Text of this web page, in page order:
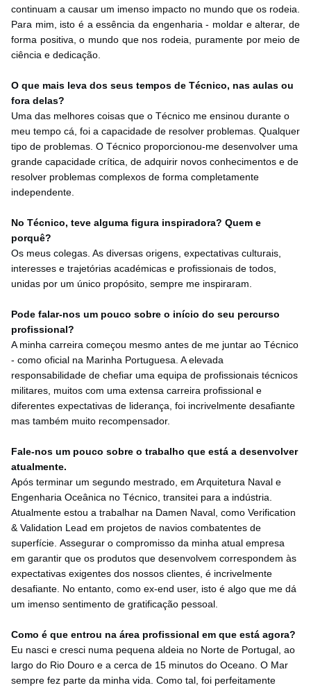
continuam a causar um imenso impacto no mundo que os rodeia.
Para mim, isto é a essência da engenharia - moldar e alterar, de
forma positiva, o mundo que nos rodeia, puramente por meio de
ciência e dedicação.
O que mais leva dos seus tempos de Técnico, nas aulas ou
fora delas?
Uma das melhores coisas que o Técnico me ensinou durante o
meu tempo cá, foi a capacidade de resolver problemas. Qualquer
tipo de problemas. O Técnico proporcionou-me desenvolver uma
grande capacidade crítica, de adquirir novos conhecimentos e de
resolver problemas complexos de forma completamente
independente.
No Técnico, teve alguma figura inspiradora? Quem e
porquê?
Os meus colegas. As diversas origens, expectativas culturais,
interesses e trajetórias académicas e profissionais de todos,
unidas por um único propósito, sempre me inspiraram.
Pode falar-nos um pouco sobre o início do seu percurso
profissional?
A minha carreira começou mesmo antes de me juntar ao Técnico
- como oficial na Marinha Portuguesa. A elevada
responsabilidade de chefiar uma equipa de profissionais técnicos
militares, muitos com uma extensa carreira profissional e
diferentes expectativas de liderança, foi incrivelmente desafiante
mas também muito recompensador.
Fale-nos um pouco sobre o trabalho que está a desenvolver
atualmente.
Após terminar um segundo mestrado, em Arquitetura Naval e
Engenharia Oceânica no Técnico, transitei para a indústria.
Atualmente estou a trabalhar na Damen Naval, como Verification
& Validation Lead em projetos de navios combatentes de
superfície. Assegurar o compromisso da minha atual empresa
em garantir que os produtos que desenvolvem correspondem às
expectativas exigentes dos nossos clientes, é incrivelmente
desafiante. No entanto, como ex-end user, isto é algo que me dá
um imenso sentimento de gratificação pessoal.
Como é que entrou na área profissional em que está agora?
Eu nasci e cresci numa pequena aldeia no Norte de Portugal, ao
largo do Rio Douro e a cerca de 15 minutos do Oceano. O Mar
sempre fez parte da minha vida. Como tal, foi perfeitamente